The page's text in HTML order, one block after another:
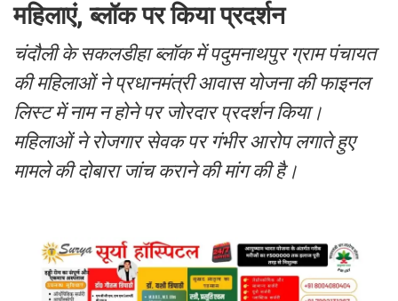
महिलाएं, ब्लॉक पर किया प्रदर्शन
चंदौली के सकलडीहा ब्लॉक में पदुमनाथपुर ग्राम पंचायत
की महिलाओं ने प्रधानमंत्री आवास योजना की फाइनल
लिस्ट में नाम न होने पर जोरदार प्रदर्शन किया।
महिलाओं ने रोजगार सेवक पर गंभीर आरोप लगाते हुए
मामले की दोबारा जांच कराने की मांग की है।